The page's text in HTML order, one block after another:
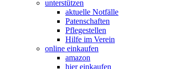
unterstützen
aktuelle Notfälle
Patenschaften
Pflegestellen
Hilfe im Verein
online einkaufen
amazon
hier einkaufen